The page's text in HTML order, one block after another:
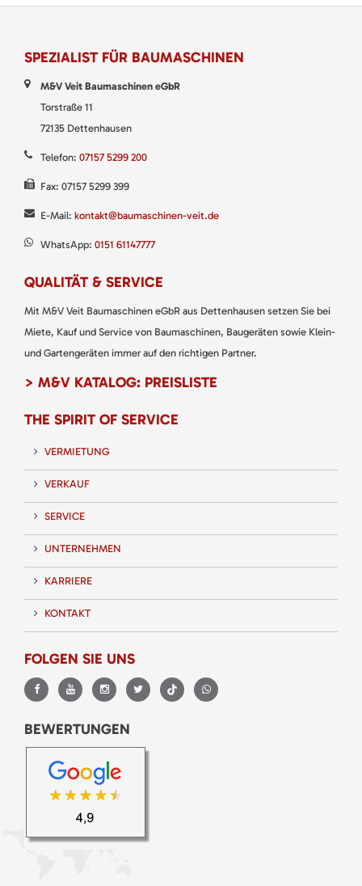
SPEZIALIST FÜR BAUMASCHINEN
M&V Veit Baumaschinen eGbR
Torstraße 11
72135 Dettenhausen
Telefon: 07157 5299 200
Fax: 07157 5299 399
E-Mail: kontakt@baumaschinen-veit.de
WhatsApp: 0151 61147777
QUALITÄT & SERVICE
Mit M&V Veit Baumaschinen eGbR aus Dettenhausen setzen Sie bei
Miete, Kauf und Service von Baumaschinen, Baugeräten sowie Klein-
und Gartengeräten immer auf den richtigen Partner.
> M&V KATALOG: PREISLISTE
THE SPIRIT OF SERVICE
VERMIETUNG
VERKAUF
SERVICE
UNTERNEHMEN
KARRIERE
KONTAKT
FOLGEN SIE UNS
BEWERTUNGEN